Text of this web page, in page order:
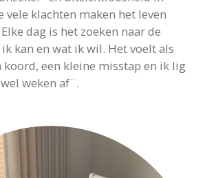
klachten maken het leven
dag is het zoeken naar de
kan en wat ik wil. Het voelt als
koord, een kleine misstap en ik lig
weken af¨.